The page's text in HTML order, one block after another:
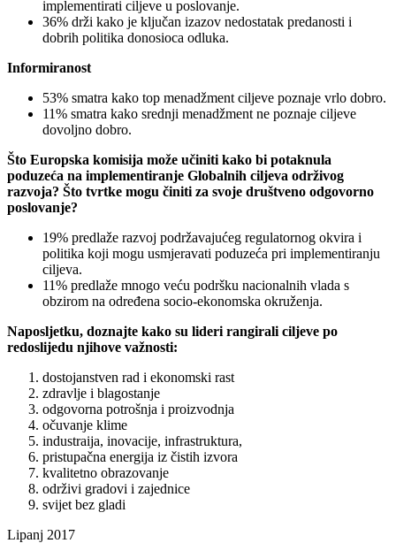
implementirati ciljeve u poslovanje.
36% drži kako je ključan izazov nedostatak predanosti i
dobrih politika donosioca odluka.
Informiranost
53% smatra kako top menadžment ciljeve poznaje vrlo dobro.
11% smatra kako srednji menadžment ne poznaje ciljeve
dovoljno dobro.
Što Europska komisija može učiniti kako bi potaknula
poduzeća na implementiranje Globalnih ciljeva održivog
razvoja? Što tvrtke mogu činiti za svoje društveno odgovorno
poslovanje?
19% predlaže razvoj podržavajućeg regulatornog okvira i
politika koji mogu usmjeravati poduzeća pri implementiranju
ciljeva.
11% predlaže mnogo veću podršku nacionalnih vlada s
obzirom na određena socio-ekonomska okruženja.
Naposljetku, doznajte kako su lideri rangirali ciljeve po
redoslijedu njihove važnosti:
dostojanstven rad i ekonomski rast
zdravlje i blagostanje
odgovorna potrošnja i proizvodnja
očuvanje klime
industraija, inovacije, infrastruktura,
pristupačna energija iz čistih izvora
kvalitetno obrazovanje
održivi gradovi i zajednice
svijet bez gladi
Lipanj 2017